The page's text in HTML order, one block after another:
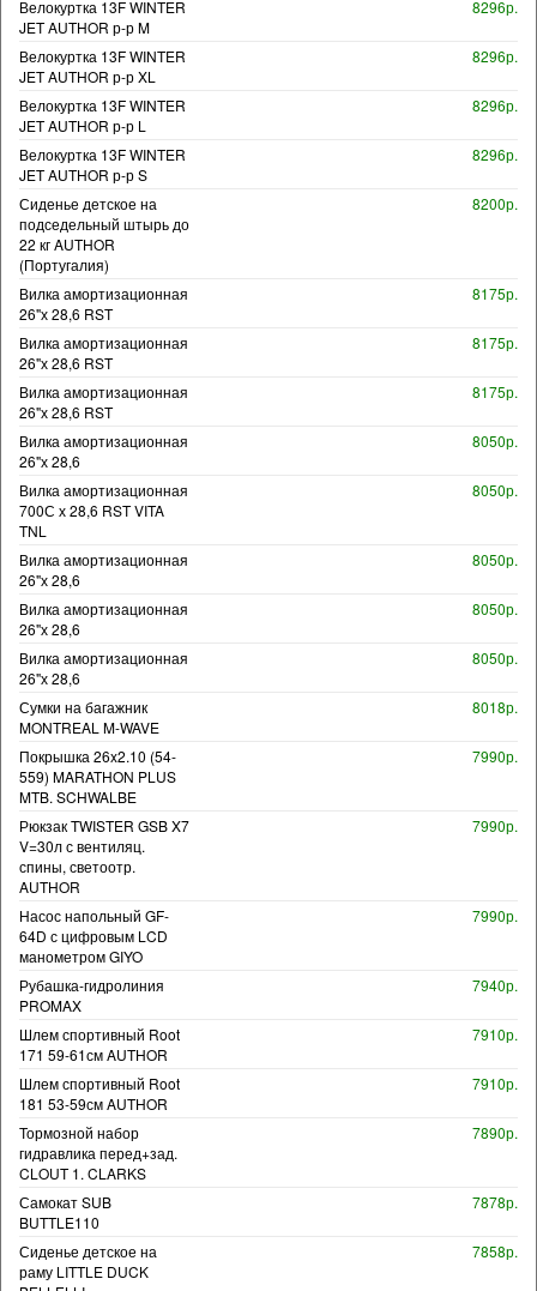
Велокуртка 13F WINTER
JET AUTHOR р-р M
8296р.
Велокуртка 13F WINTER
JET AUTHOR р-р XL
8296р.
Велокуртка 13F WINTER
JET AUTHOR р-р L
8296р.
Велокуртка 13F WINTER
JET AUTHOR р-р S
8296р.
Сиденье детское на
подседельный штырь до
22 кг AUTHOR
(Португалия)
8200р.
Вилка амортизационная
26"х 28,6 RST
8175р.
Вилка амортизационная
26"х 28,6 RST
8175р.
Вилка амортизационная
26"х 28,6 RST
8175р.
Вилка амортизационная
26"х 28,6
8050р.
Вилка амортизационная
700С х 28,6 RST VITA
TNL
8050р.
Вилка амортизационная
26"х 28,6
8050р.
Вилка амортизационная
26"х 28,6
8050р.
Вилка амортизационная
26"х 28,6
8050р.
Сумки на багажник
MONTREAL M-WAVE
8018р.
Покрышка 26x2.10 (54-
559) MARATHON PLUS
MTB. SCHWALBE
7990р.
Рюкзак TWISTER GSB X7
V=30л с вентиляц.
спины, светоотр.
AUTHOR
7990р.
Насос напольный GF-
64D с цифровым LCD
манометром GIYO
7990р.
Рубашка-гидролиния
PROMAX
7940р.
Шлем спортивный Root
171 59-61см AUTHOR
7910р.
Шлем спортивный Root
181 53-59см AUTHOR
7910р.
Тормозной набор
гидравлика перед+зад.
CLOUT 1. CLARKS
7890р.
Самокат SUB
BUTTLE110
7878р.
Сиденье детское на
раму LITTLE DUCK
7858р.